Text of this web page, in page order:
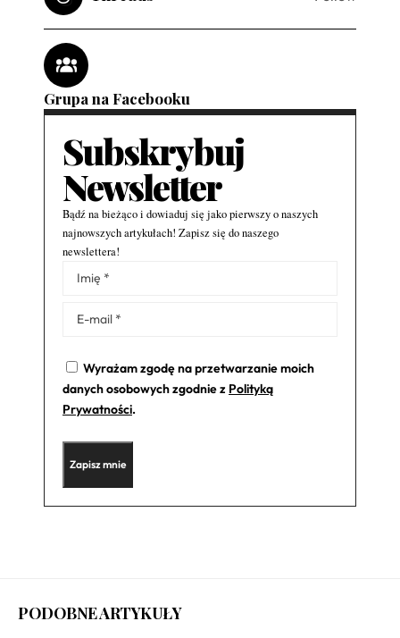
Grupa na Facebooku
Subskrybuj
Newsletter
Bądź na bieżąco i dowiaduj się jako pierwszy o naszych
najnowszych artykułach! Zapisz się do naszego
newslettera!
Wyrażam zgodę na przetwarzanie moich
danych osobowych zgodnie z Polityką
Prywatności.
Alternative:
PODOBNE ARTYKUŁY